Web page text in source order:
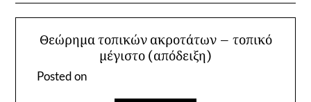
Θεώρημα τοπικών ακροτάτων – τοπικό
μέγιστο (απόδειξη)
Posted on